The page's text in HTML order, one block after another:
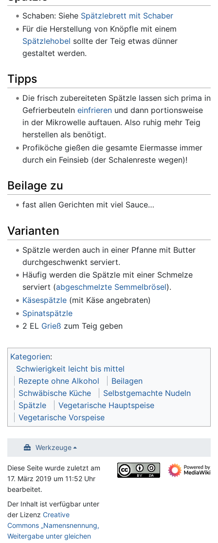
Schaben: Siehe Spätzlebrett mit Schaber
Für die Herstellung von Knöpfle mit einem
Spätzlehobel sollte der Teig etwas dünner
gestaltet werden.
Tipps
Die frisch zubereiteten Spätzle lassen sich prima in
Gefrierbeuteln einfrierenund dann portionsweise
in der Mikrowelle auftauen. Also ruhig mehr Teig
herstellen als benötigt.
Profiköche gießen die gesamte Eiermasse immer
durch ein Feinsieb (der Schalenreste wegen)!
Beilage zu
fast allen Gerichten mit viel Sauce…
Varianten
Spätzle werden auch in einer Pfanne mit Butter
durchgeschwenkt serviert.
Häufig werden die Spätzle mit einer Schmelze
serviert (abgeschmelzte Semmelbrösel).
Käsespätzle(mit Käse angebraten)
Spinatspätzle
2 EL Grieß zum Teig geben
Kategorien:
Schwierigkeit leicht bis mittel
Rezepte ohne Alkohol
Beilagen
Schwäbische Küche
Selbstgemachte Nudeln
Spätzle
Vegetarische Hauptspeise
Vegetarische Vorspeise
Werkzeuge
Diese Seite wurde zuletzt am
17. März 2019 um 11:52 Uhr
bearbeitet.
Der Inhalt ist verfügbar unter
der Lizenz Creative
Commons „Namensnennung,
Weitergabe unter gleichen